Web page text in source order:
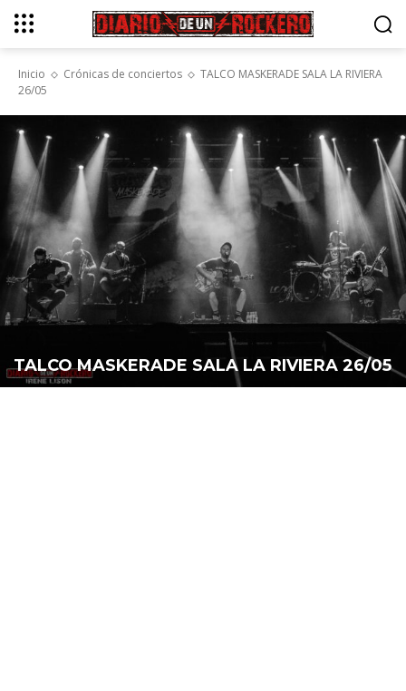
Inicio Crónicas de conciertos
TALCO MASKERADE SALA LA RIVIERA
26/05
TALCO MASKERADE SALA LA RIVIERA 26/05